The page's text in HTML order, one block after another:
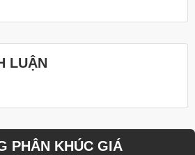
LUẬN
PHÂN KHÚC GIÁ